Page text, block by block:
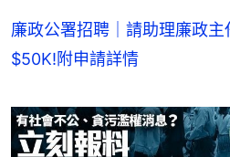
廉政公署招聘｜請助理廉政
$50K!附申請詳情